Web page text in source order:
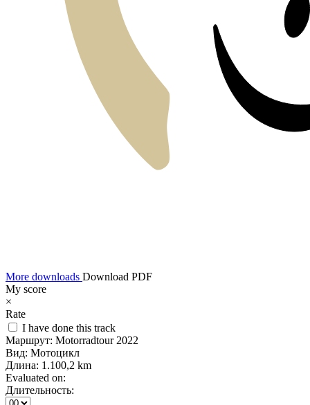
More downloads Download PDF
My score
×
Rate
I have done this track
Маршрут: Motorradtour 2022
Вид: Мотоцикл
Длина: 1.100,2 km
Evaluated on:
Длительность: